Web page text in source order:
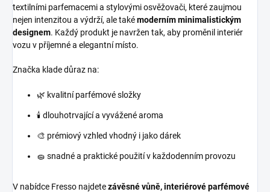
textilními parfemacemi a stylovými osvěžovači, které zaujmou
nejen intenzitou a výdrží, ale takémoderním minimalistickým
designem. Každý produkt je navržen tak, aby proměnil interiér
vozu v příjemné a elegantní místo.
Značka klade důraz na:
🌿 kvalitní parfémové složky
🕯️ dlouhotrvající a vyvážené aroma
🎨 prémiový vzhled vhodný i jako dárek
🧽 snadné a praktické použití v každodenním provozu
V nabídce Fresso najdetezávěsné vůně, interiérové parfémové